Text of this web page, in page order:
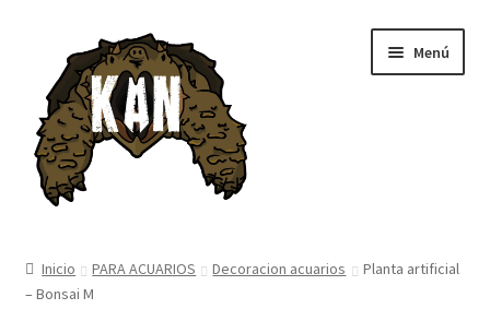
navegación
contenido
Menú
Tienda
Inicio PARA ACUARIOS Decoracion acuarios
Planta artificial
– Bonsai M